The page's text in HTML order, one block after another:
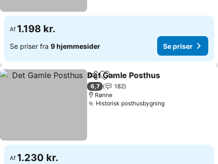
Af 1.198 kr.
Se priser fra 9 hjemmesider Se priser
Del Føj til favoritter
Det Gamle Posthus
6,7
182
Rønne
Historisk posthusbygningSe priser
Af 1.230 kr.